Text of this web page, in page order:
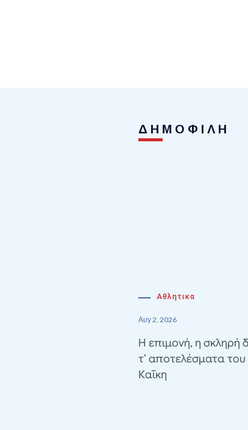
ΔΗΜΟΦΙΛΗ
Αθλητικα
Αυγ 2, 2026
Η επιμονή, η σκληρή
τ’ αποτελέσματα του
Καΐκη